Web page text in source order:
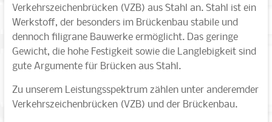
Verkehrszeichenbrücken (VZB) aus Stahl an. Stahl ist ein
Werkstoff, der besonders im Brückenbau stabile und
dennoch filigrane Bauwerke ermöglicht. Das geringe
Gewicht, die hohe Festigkeit sowie die Langlebigkeit sind
gute Argumente für Brücken aus Stahl.
Zu unserem Leistungsspektrum zählen unter anderemder
Verkehrszeichenbrücken (VZB) und der Brückenbau.